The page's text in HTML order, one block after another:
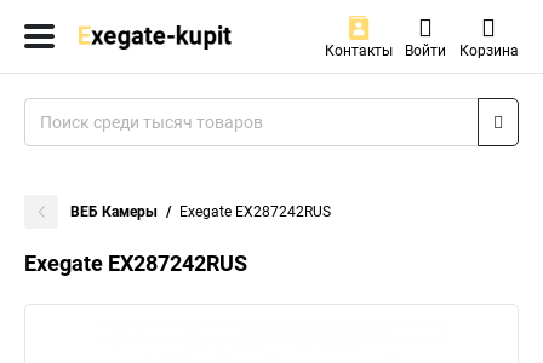
Контакты Войти Корзина
ВЕБ Камеры Exegate EX287242RUS
Exegate EX287242RUS